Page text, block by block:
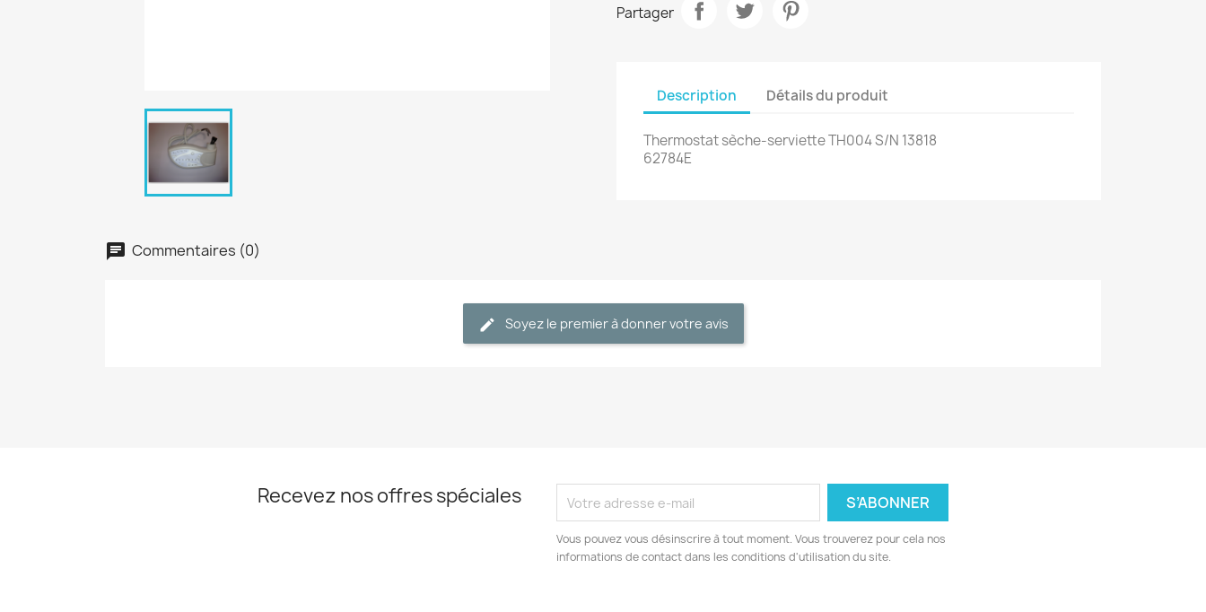
Partager
Description Détails du produit
Thermostat sèche-serviette TH004 S/N 13818
62784E
Commentaires (0)
Soyez le premier à donner votre avis
Recevez nos offres spéciales
Vous pouvez vous désinscrire à tout moment. Vous trouverez pour cela nos
informations de contact dans les conditions d'utilisation du site.